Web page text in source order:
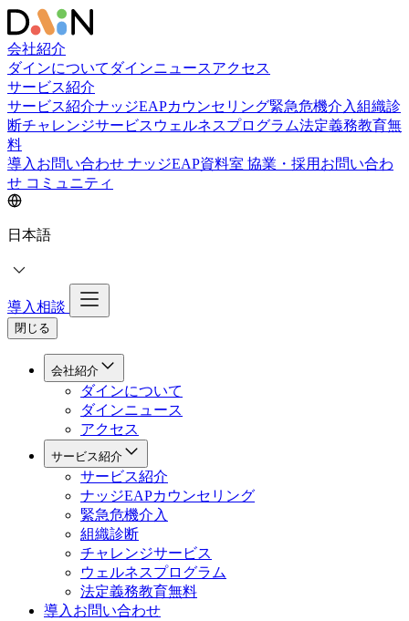
会社紹介
ダインについて ダインニュースアクセス
サービス紹介
サービス紹介ナッジEAPカウンセリング緊急危機介入組織診
断チャレンジサービス ウェルネスプログラム法定義務教育無
料
導入お問い合わせ ナッジEAP資料室 協業・採用お問い合わ
せ コミュニティ
日本語
導入相談
閉じる
会社紹介
ダインについて
ダインニュース
アクセス
サービス紹介
サービス紹介
ナッジEAPカウンセリング
緊急危機介入
組織診断
チャレンジサービス
ウェルネスプログラム
法定義務教育無料
導入お問い合わせ